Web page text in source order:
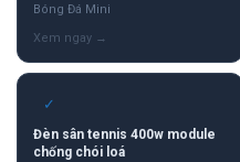
Bóng Đá Mini
✓
Đèn sân tennis 400w module
chống chói loá